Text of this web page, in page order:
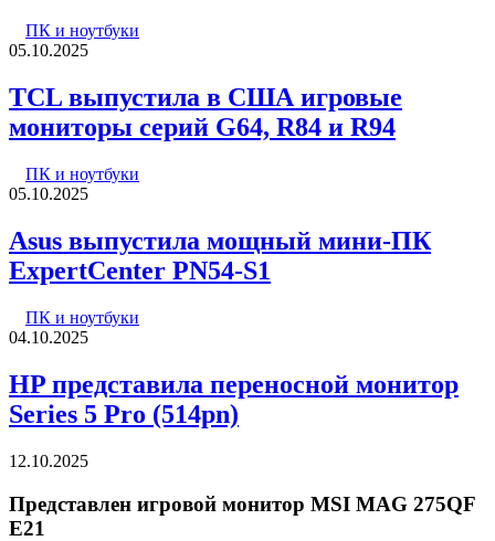
ПК и ноутбуки
05.10.2025
TCL выпустила в США игровые
мониторы серий G64, R84 и R94
ПК и ноутбуки
05.10.2025
Asus выпустила мощный мини-ПК
ExpertCenter PN54-S1
ПК и ноутбуки
04.10.2025
HP представила переносной монитор
Series 5 Pro (514pn)
12.10.2025
Представлен игровой монитор MSI MAG 275QF
E21